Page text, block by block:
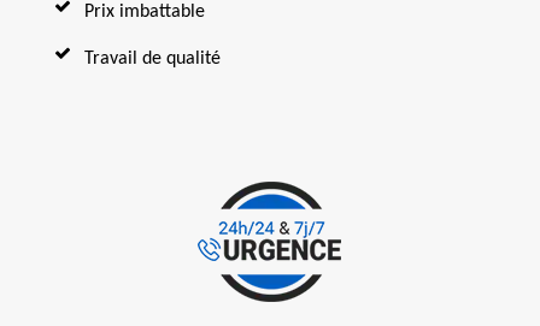
Prix imbattable
Travail de qualité